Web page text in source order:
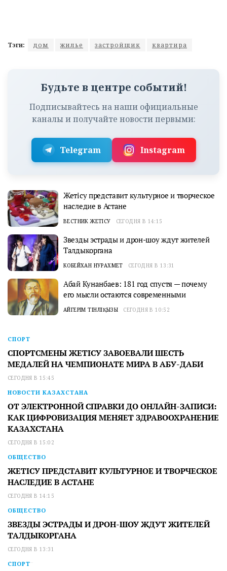
Тэги: дом жилье застройщик квартира
Будьте в центре событий!
Подписывайтесь на наши официальные
каналы и получайте новости первыми:
Telegram Instagram
Жетісу представит культурное и творческое
наследие в Астане
ВЕСТНИК ЖЕТІСУ СЕГОДНЯ В 14:15
Звезды эстрады и дрон-шоу ждут жителей
Талдыкоргана
КОБЕЙХАН НУРАХМЕТ СЕГОДНЯ В 13:31
Абай Кунанбаев: 181 год спустя — почему
его мысли остаются современными
АЙГЕРІМ ТІНӘЛІҚЫЗЫ СЕГОДНЯ В 10:52
СПОРТ
СПОРТСМЕНЫ ЖЕТІСУ ЗАВОЕВАЛИ ШЕСТЬ
МЕДАЛЕЙ НА ЧЕМПИОНАТЕ МИРА В АБУ-ДАБИ
СЕГОДНЯ В 15:45
НОВОСТИ КАЗАХСТАНА
ОТ ЭЛЕКТРОННОЙ СПРАВКИ ДО ОНЛАЙН-ЗАПИСИ:
КАК ЦИФРОВИЗАЦИЯ МЕНЯЕТ ЗДРАВООХРАНЕНИЕ
КАЗАХСТАНА
СЕГОДНЯ В 15:02
ОБЩЕСТВО
ЖЕТІСУ ПРЕДСТАВИТ КУЛЬТУРНОЕ И ТВОРЧЕСКОЕ
НАСЛЕДИЕ В АСТАНЕ
СЕГОДНЯ В 14:15
ОБЩЕСТВО
ЗВЕЗДЫ ЭСТРАДЫ И ДРОН-ШОУ ЖДУТ ЖИТЕЛЕЙ
ТАЛДЫКОРГАНА
СЕГОДНЯ В 13:31
СПОРТ